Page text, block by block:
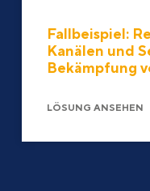
Fallbeispiel:
Kanälen und
Bekämpfung
LÖSUNG ANSEHEN